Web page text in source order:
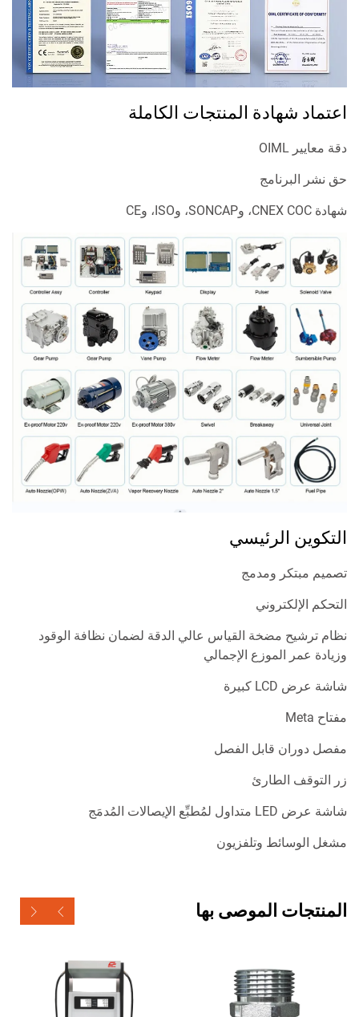
اعتماد شهادة المنتجات الكاملة
دقة معايير OIML
حق نشر البرنامج
شهادة CNEX COC، وSONCAP، وISO، وCE
التكوين الرئيسي
تصميم مبتكر ومدمج
التحكم الإلكتروني
نظام ترشيح مضخة القياس عالي الدقة لضمان نظافة الوقود
وزيادة عمر الموزع الإجمالي
شاشة عرض LCD كبيرة
مفتاح Meta
مفصل دوران قابل الفصل
زر التوقف الطارئ
شاشة عرض LED متداول لمُطبِّع الإيصالات المُدمَج
مشغل الوسائط وتلفزيون
المنتجات الموصى بها